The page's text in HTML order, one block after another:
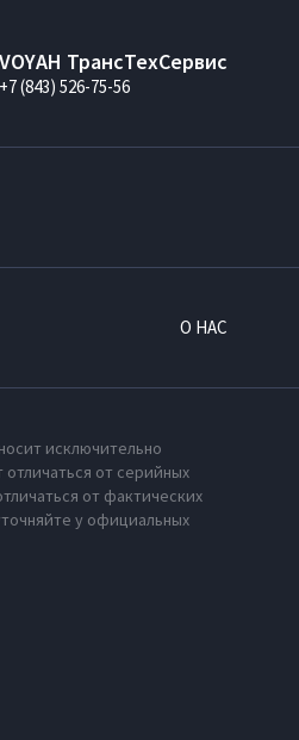
VOYAH ТрансТехСервис
+7 (843) 526-75-56
О НАС
исключительно
от серийных
от фактических
у официальных